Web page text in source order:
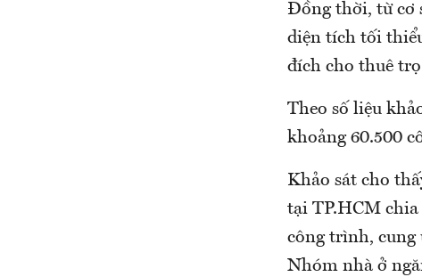
Đồng thời, từ cơ
diện tích tối
đích cho thuê
Theo số liệu
khoảng 60.500
Khảo sát cho
tại TP.HCM
công trình, cung
Nhóm nhà ở